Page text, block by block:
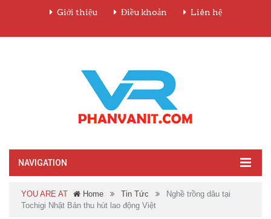
Giới thiệu Điều khoản Liên hệ
NAVIGATION
YOU ARE AT Home Tin Tức
Nghề trồng dâu tại
Tochigi Nhật Bản thu hút lao động Việt